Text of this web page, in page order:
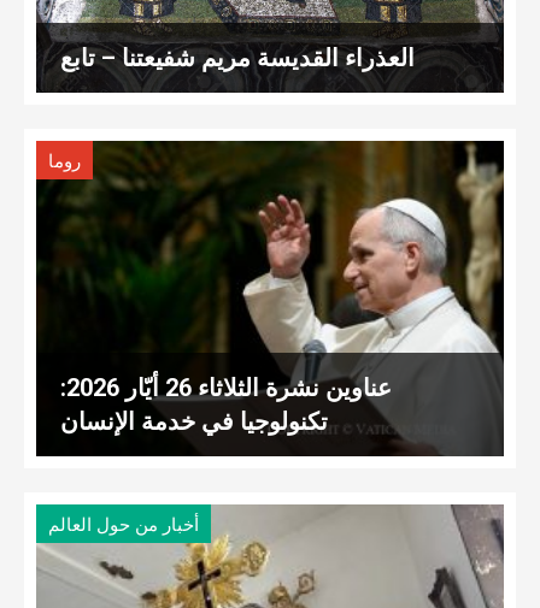
العذراء القديسة مريم شفيعتنا – تابع
روما
عناوين نشرة الثلاثاء 26 أيّار 2026:
تكنولوجيا في خدمة الإنسان
أخبار من حول العالم